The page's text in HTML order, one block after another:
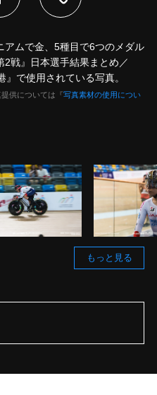
アムで金、5種目で6つのメダル
戦』日本選手結果まとめ／
で使用されている写真。
供については『写真素材の使用につい
もっと見る